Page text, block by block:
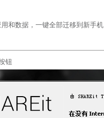
和数据，一键全部迁移到新手机
钮